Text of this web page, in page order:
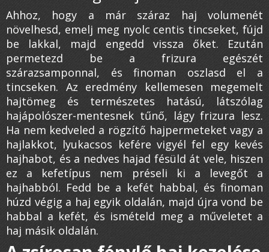
Ahhoz, hogy a már száraz haj volumenét
növelhesd, emelj meg nyolc centis tincseket, fújd
be lakkal, majd engedd vissza őket. Ezután
permetezd be a frizura egészét
szárazsamponnal, és finoman oszlasd el a
tincseken. Az eredmény kellemesen megemelt
hajtömeg és természetes hatású, látszólag
hajápolószer-mentesnek tűnő, lágy frizura lesz.
Ha nem kedveled a rögzítő hajpermeteket vagy a
hajlakkot, lyukacsos kefére vigyél fel egy kevés
hajhabot, és a nedves hajad fésüld át vele, hiszen
ez a kefetípus nem préseli ki a levegőt a
hajhabból. Fedd be a kefét habbal, és finoman
húzd végig a haj egyik oldalán, majd újra vond be
habbal a kefét, és ismételd meg a műveletet a
haj másik oldalán.